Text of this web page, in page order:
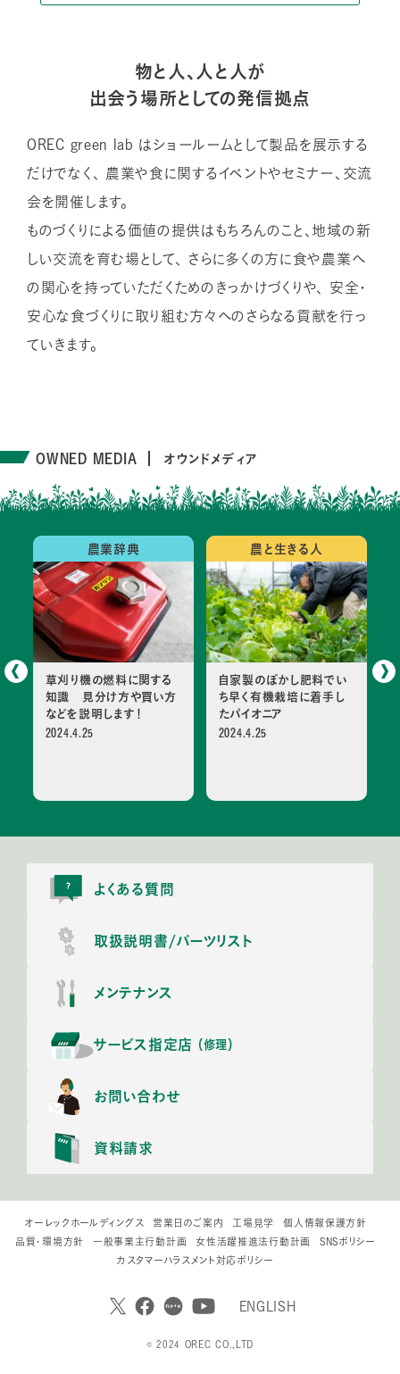
物と人、人と人が
出会う場所としての発信拠点
OREC green lab はショールームとして製品を展示する
だけでなく、 農業や食に関するイベントやセミナー、交流
会を開催します。
ものづくりによる価値の提供はもちろんのこと、地域の新
しい交流を育む場として、 さらに多くの方に食や農業へ
の関心を持っていただくためのきっかけづくりや、 安全・
安心な食づくりに取り組む方々へのさらなる貢献を行っ
ていきます。
OWNED MEDIA オウンドメディア
農業辞典
草刈り機の燃料に関する
知識 見分け方や買い方
などを説明します！
2024.4.25
農と生きる人
自家製のぼかし肥料でい
ち早く有機栽培に着手し
たパイオニア
2024.4.25
よくある質問
取扱説明書/パーツリスト
メンテナンス
サービス指定店 （修理）
お問い合わせ
資料請求
オーレックホールディングス 営業日のご案内 工場見学
個人情報保護方針
品質・環境方針
一般事業主行動計画 女性活躍推進法行動計画
SNSポリシー
カスタマーハラスメント対応ポリシー
ENGLISH
© 2024 OREC CO.,LTD